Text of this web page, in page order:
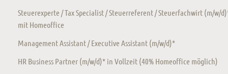
Steuerexperte / Tax Specialist / Steuerreferent / Steuerfachwirt (m/w/
mit Homeoffice
Management Assistant / Executive Assistant (m/w/d)*
HR Business Partner (m/w/d)* in Vollzeit (40% Homeoffice möglich)